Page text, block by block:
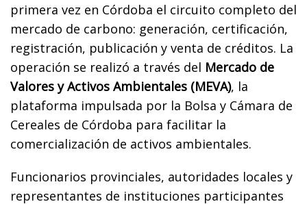
primera vez en Córdoba el circuito completo del
mercado de carbono: generación, certificación,
registración, publicación y venta de créditos. La
operación se realizó a través del Mercado de
Valores y Activos Ambientales (MEVA), la
plataforma impulsada por la Bolsa y Cámara de
Cereales de Córdoba para facilitar la
comercialización de activos ambientales.
Funcionarios provinciales, autoridades locales y
representantes de instituciones participantes